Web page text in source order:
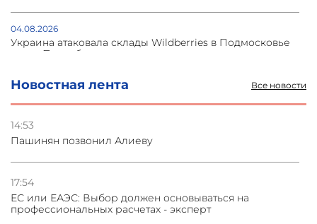
Новостная лента Все новости
14:53
Пашинян позвонил Алиеву
17:54
ЕС или ЕАЭС: Выбор должен основываться на
профессиональных расчетах - эксперт
04.08.2026
Украина атаковала склады Wildberries в Подмосковье
и под Петербургом
03.08.2026
Стратегия безопасности ОДКБ допускает применение
Азербайджане
31.07.2026